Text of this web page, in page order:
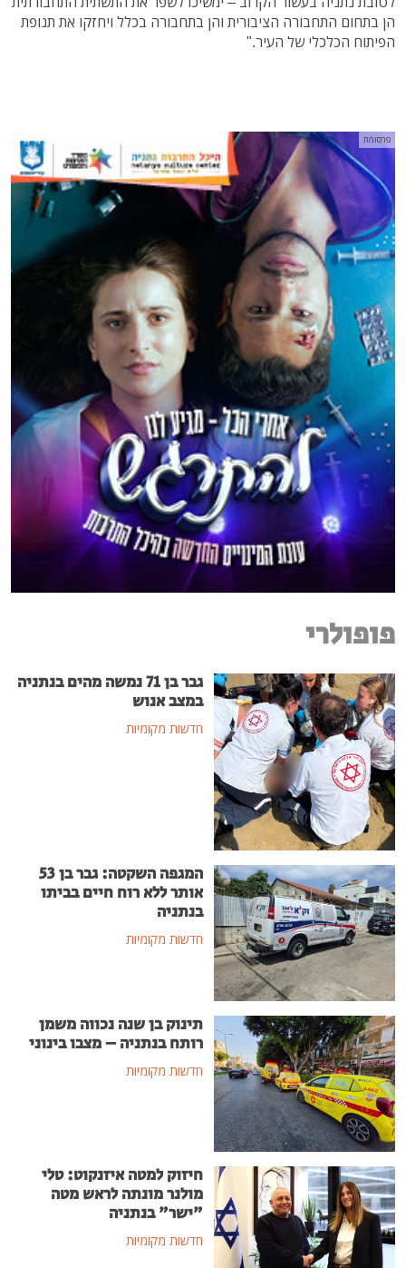
הן בתחום התחבורה הציבורית והן בתחבורה בכלל ויחזקו את תנופת
הפיתוח הכלכלי של העיר."
פרסומת
פופולרי
גבר בן 71 נמשה מהים בנתניה
במצב אנוש
חדשות מקומיות
המגפה השקטה: גבר בן 53
אותר ללא רוח חיים בביתו
בנתניה
חדשות מקומיות
תינוק בן שנה נכווה משמן
רותח בנתניה – מצבו בינוני
חדשות מקומיות
חיזוק למטה איזנקוט: טלי
מולנר מונתה לראש מטה
"ישר" בנתניה
חדשות מקומיות